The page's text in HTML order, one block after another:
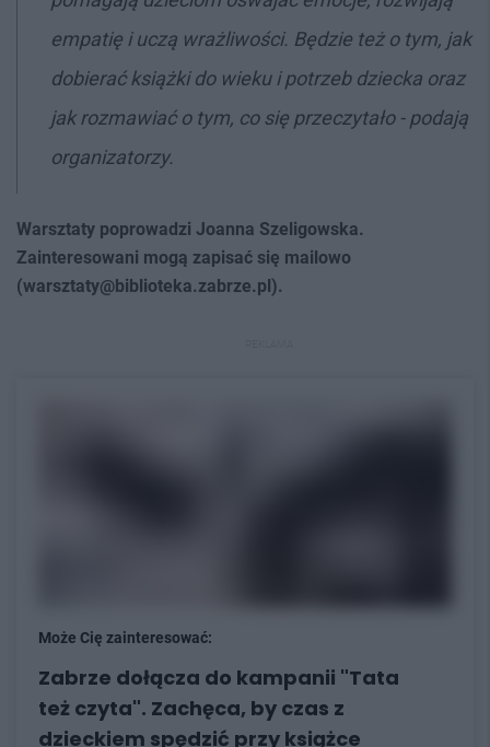
empatię i uczą wrażliwości. Będzie też o tym, jak
dobierać książki do wieku i potrzeb dziecka oraz
jak rozmawiać o tym, co się przeczytało - podają
organizatorzy.
Warsztaty poprowadzi Joanna Szeligowska.
Zainteresowani mogą zapisać się mailowo
(warsztaty@biblioteka.zabrze.pl).
Może Cię zainteresować:
Zabrze dołącza do kampanii "Tata
też czyta". Zachęca, by czas z
dzieckiem spędzić przy książce